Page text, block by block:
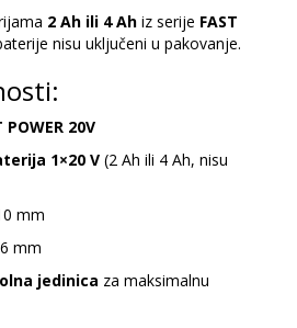
2 Ah ili 4 Ah iz serije FAST
nisu uključeni u pakovanje.
POWER 20V
1×20 V (2 Ah ili 4 Ah, nisu
mm
mm
jedinica za maksimalnu